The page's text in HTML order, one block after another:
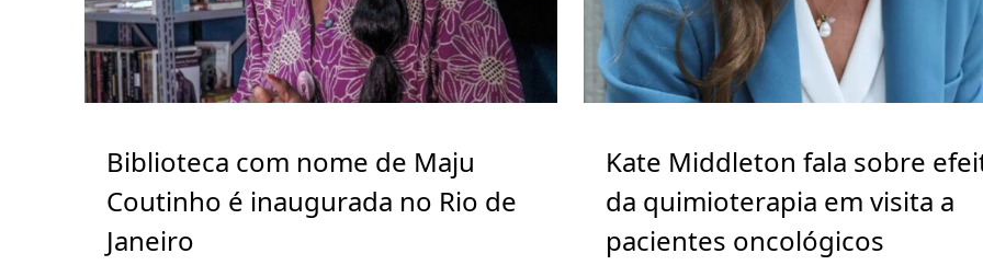
Biblioteca com nome de Maju
Coutinho é inaugurada no Rio de
Janeiro
Kate Middleton fala sobre
da quimioterapia em visita a
pacientes oncológicos